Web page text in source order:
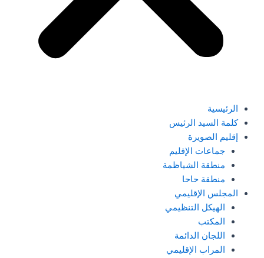
الرئيسية
كلمة السيد الرئيس
إقليم الصويرة
جماعات الإقليم
منطقة الشياظمة
منطقة حاحا
المجلس الإقليمي
الهيكل التنظيمي
المكتب
اللجان الدائمة
المراب الإقليمي